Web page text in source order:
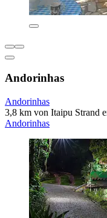
Andorinhas
Andorinhas
3,8 km von Itaipu Strand
Andorinhas